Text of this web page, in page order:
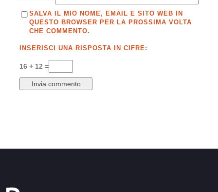
SALVA IL MIO NOME, EMAIL E SITO WEB IN
QUESTO BROWSER PER LA PROSSIMA VOLTA
CHE COMMENTO.
INSERISCI UNA RISPOSTA IN CIFRE:
16 + 12 =